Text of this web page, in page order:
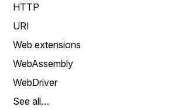
HTTP
URI
Web extensions
WebAssembly
WebDriver
See all…